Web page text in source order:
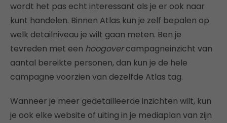
wordt het pas echt interessant als je er ook naar
kunt handelen. Binnen Atlas kun je zelf bepalen op
welk detailniveau je wilt gaan meten. Ben je
tevreden met een hoogovercampagneinzicht van
aantal bereikte personen, dan kun je de hele
campagne voorzien van dezelfde Atlas tag.
Wanneer je meer gedetailleerde inzichten wilt, kun
je ook elke website of uiting in je mediaplan van zijn